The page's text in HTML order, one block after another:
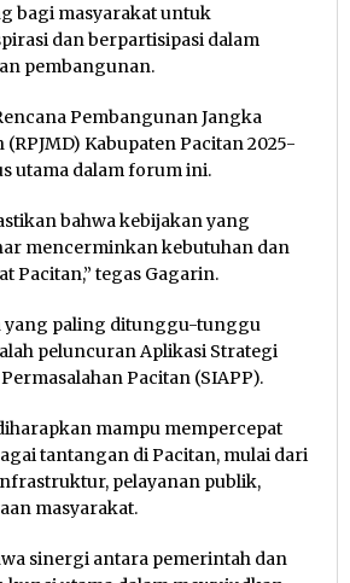
bagi masyarakat untuk
dan berpartisipasi dalam
pembangunan.
Pembangunan Jangka
Kabupaten Pacitan 2025-
utama dalam forum ini.
bahwa kebijakan yang
mencerminkan kebutuhan dan
Pacitan,” tegas Gagarin.
yang paling ditunggu-tunggu
peluncuran Aplikasi Strategi
Pacitan (SIAPP).
mampu mempercepat
tantangan di Pacitan, mulai dari
pelayanan publik,
masyarakat.
sinergi antara pemerintah dan